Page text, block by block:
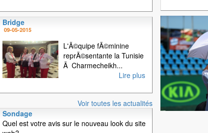
Bridge
09-05-2015
L'Ã©quipe fÃ©minine
reprÃ©sentante la Tunisie
Ã Charmecheikh...
Lire plus
Voir toutes les actualités
Sondage
Quel est votre avis sur le nouveau look du site